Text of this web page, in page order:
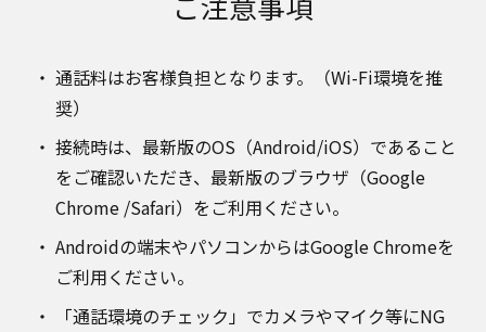
通話料はお客様負担となります。（Wi-Fi環境を推
奨）
接続時は、最新版のOS（Android/iOS）であること
をご確認いただき、最新版のブラウザ（Google
Chrome /Safari）をご利用ください。
Androidの端末やパソコンからはGoogle Chromeを
ご利用ください。
「通話環境のチェック」でカメラやマイク等にNG